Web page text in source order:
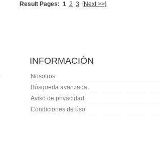
Result Pages: 1 2 3 [Next >>]
INFORMACIÓN
Nosotros
Búsqueda avanzada
Aviso de privacidad
Condiciones de úso